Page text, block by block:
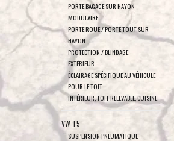
PORTE BAGAGE SUR HAYON
MODULAIRE
PORTE ROUE / PORTE TOUT SUR
HAYON
PROTECTION / BLINDAGE
EXTÉRIEUR
ÉCLAIRAGE SPÉCIFIQUE AU VÉHICULE
POUR LE TOIT
INTÉRIEUR, TOIT RELEVABLE, CUISINE
VW T5
SUSPENSION PNEUMATIQUE